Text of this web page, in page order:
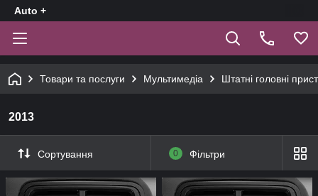
Auto +
Товари та послуги Мультимедіа Штатні головні
2013
Сортування 0 Фільтри